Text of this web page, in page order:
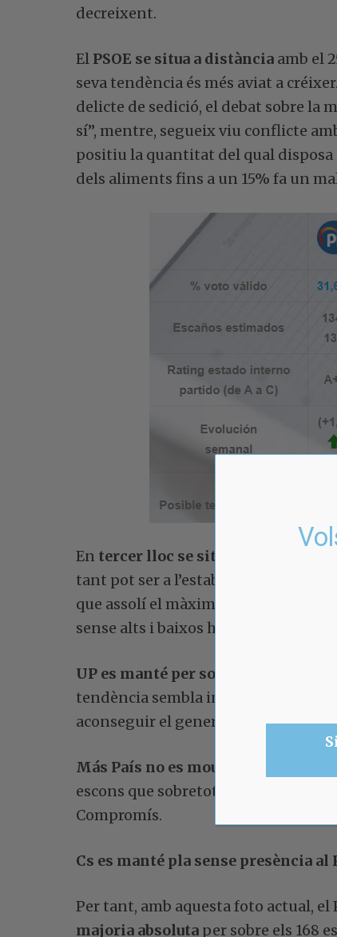
decreixent.
El PSOE se situa a distànciaamb el
seva tendència és més aviat a
delicte de sedició, el debat sobre la
sí”, mentre, segueix viu conflicte
positiu la quantitat del qual
dels aliments fins a un 15% fa un
En tercer lloc se situa Vox
tant pot ser a l’estabilitat com a un
que assolí el màxim el març passat
sense alts i baixos ha anat decreixent.
UP es manté per sobre del 10%
,
tendència sembla indicar estabilitat
aconseguir el gener amb un 12,1%.
Más País no es mou
dels migrats
escons que sobretot provenen de
Compromís.
Cs es manté pla sense presència al
Per tant, amb aquesta foto actual, el
majoria absolutaper sobre els 168